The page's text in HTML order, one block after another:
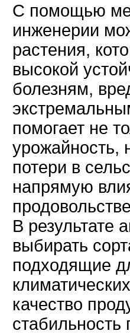
С помощью
инженерии
растения,
высокой
болезням,
помогает не
урожайность,
потери в
напрямую
В результате
выбирать
подходящие
качество
стабильность